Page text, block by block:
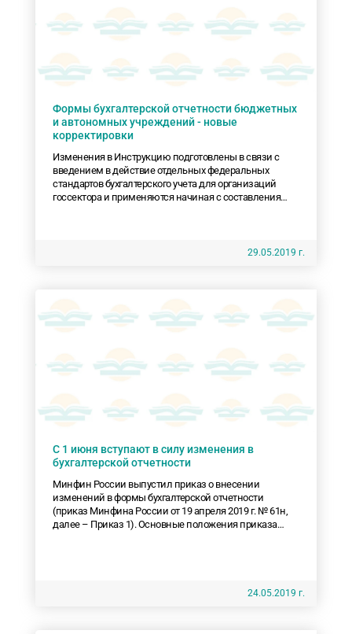
Формы бухгалтерской отчетности бюджетных
и автономных учреждений - новые
корректировки
Изменения в Инструкцию подготовлены в связи с
введением в действие отдельных федеральных
стандартов бухгалтерского учета для организаций
госсектора и применяются начиная с составления
29.05.2019 г.
С 1 июня вступают в силу изменения в
бухгалтерской отчетности
Минфин России выпустил приказ о внесении
изменений в формы бухгалтерской отчетности
(приказ Минфина России от 19 апреля 2019 г. № 61н,
далее – Приказ 1). Основные положения приказа
24.05.2019 г.